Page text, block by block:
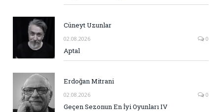
Cüneyt Uzunlar
02.08.2026 0
Aptal
Erdoğan Mitrani
02.08.2026 0
Geçen Sezonun En İyi Oyunları IV